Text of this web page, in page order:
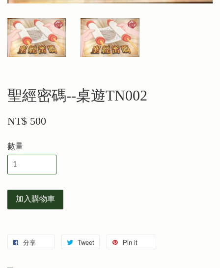
聖經密碼--桌遊TN002
NT$ 500
數量
加入購物車
分享 Tweet Pin it